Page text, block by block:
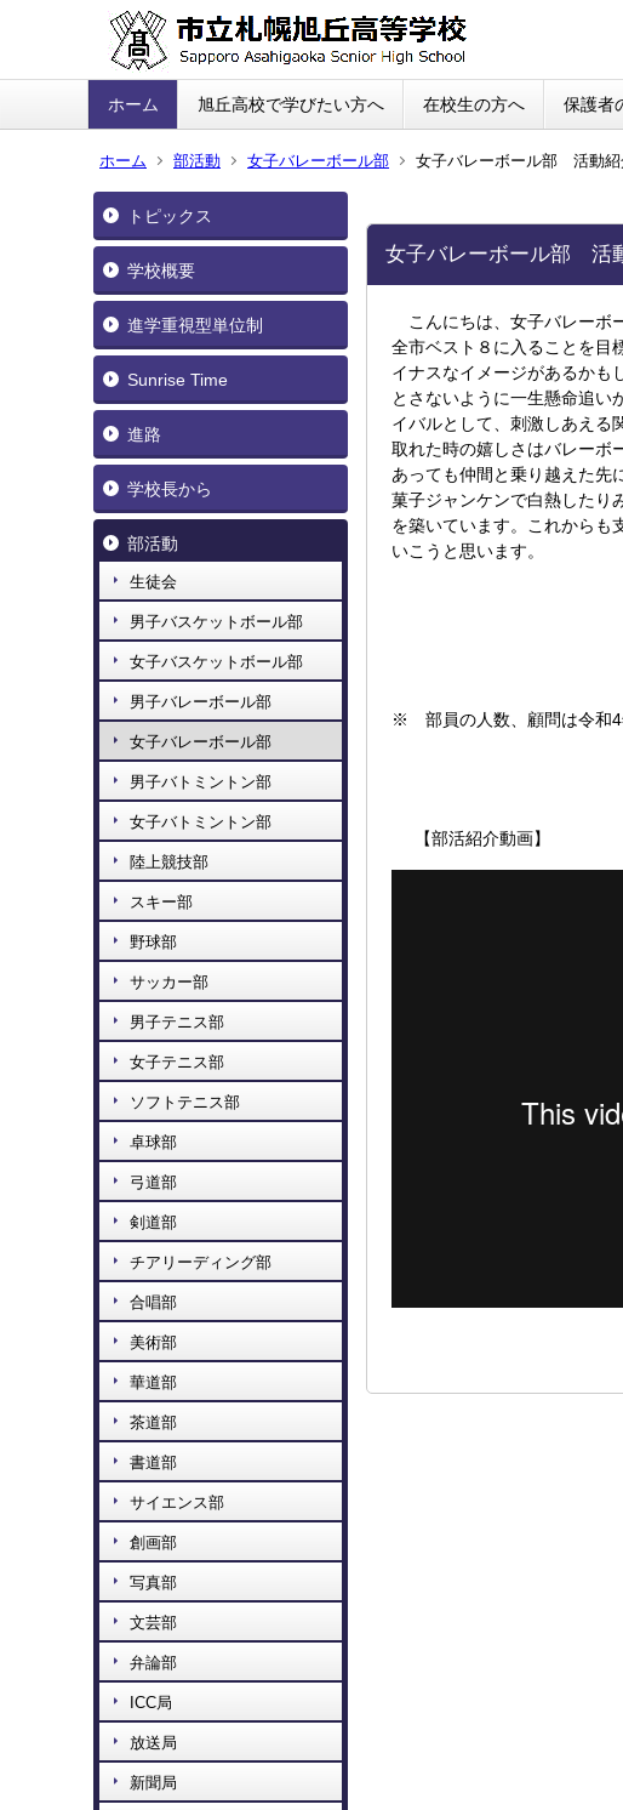
ホーム 旭丘高校で学びたい方へ 在校生の方へ 保護者
ホーム 部活動 女子バレーボール部 女子バレーボール部 活動紹
トピックス
学校概要
進学重視型単位制
Sunrise Time
進路
学校長から
部活動
生徒会
男子バスケットボール部
女子バスケットボール部
男子バレーボール部
女子バレーボール部
男子バトミントン部
女子バトミントン部
陸上競技部
スキー部
野球部
サッカー部
男子テニス部
女子テニス部
ソフトテニス部
卓球部
弓道部
剣道部
チアリーディング部
合唱部
美術部
華道部
茶道部
書道部
サイエンス部
創画部
写真部
文芸部
弁論部
ICC局
放送局
新聞局
女子バレーボール部 活
こんにちは、女子バレーボ
全市ベスト８に入ることを目
イナスなイメージがあるかも
とさないように一生懸命追い
イバルとして、刺激しあえる
取れた時の嬉しさはバレーボ
あっても仲間と乗り越えた先
菓子ジャンケンで白熱したり
を築いています。これからも
いこうと思います。
※ 部員の人数、顧問は令和4
【部活紹介動画】